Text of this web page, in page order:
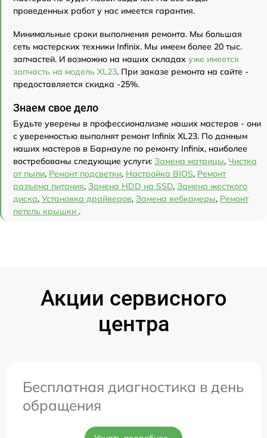
проведенных работ у нас имеется гарантия.
Минимальные сроки выполнения ремонта. Мы большая
сеть мастерских техники Infinix. Мы имеем более 20 тыс.
запчастей. И возможно на наших складах уже имеется
запчасть на модель XL23. При заказе ремонта на сайте -
предоставляется скидка -25%.
Знаем свое дело
Будьте уверены в профессионализме наших мастеров - они
с уверенностью выполнят ремонт Infinix XL23. По данным
наших мастеров в Барнауле по ремонту Infinix, наиболее
востребованы следующие услуги: Замена матрицы, Чистка
от пыли, Ремонт подсветки, Настройка BIOS, Ремонт
разъема питания, Замена HDD на SSD, Замена жесткого
диска, Установка драйверов, Замена вебкамеры, Ремонт
петель крышки .
Акции сервисного
центра
Бесплатная диагностика в день
обращения